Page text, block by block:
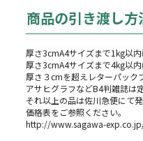
商品の引き渡し方
厚さ3cmA4サイズまで1kg以
厚さ3cmA4サイズまで4kg以
厚さ３cmを超えレターパッ
アサヒグラフなどB4判雑誌
それ以上の品は佐川急便にて発
価格表をご参照ください。
http://www.sagawa-